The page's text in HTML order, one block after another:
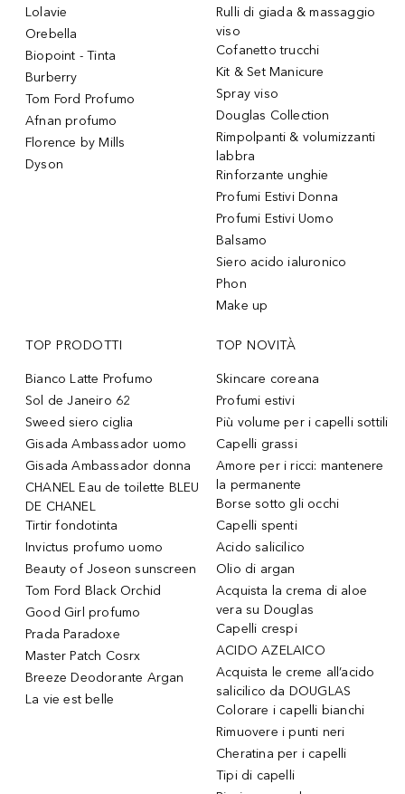
Lolavie
Orebella
Biopoint - Tinta
Burberry
Tom Ford Profumo
Afnan profumo
Florence by Mills
Dyson
Rulli di giada & massaggio
viso
Cofanetto trucchi
Kit & Set Manicure
Spray viso
Douglas Collection
Rimpolpanti & volumizzanti
labbra
Rinforzante unghie
Profumi Estivi Donna
Profumi Estivi Uomo
Balsamo
Siero acido ialuronico
Phon
Make up
TOP PRODOTTI
Bianco Latte Profumo
Sol de Janeiro 62
Sweed siero ciglia
Gisada Ambassador uomo
Gisada Ambassador donna
CHANEL Eau de toilette BLEU
DE CHANEL
Tirtir fondotinta
Invictus profumo uomo
Beauty of Joseon sunscreen
Tom Ford Black Orchid
Good Girl profumo
Prada Paradoxe
Master Patch Cosrx
Breeze Deodorante Argan
La vie est belle
TOP NOVITÀ
Skincare coreana
Profumi estivi
Più volume per i capelli sottili
Capelli grassi
Amore per i ricci: mantenere
la permanente
Borse sotto gli occhi
Capelli spenti
Acido salicilico
Olio di argan
Acquista la crema di aloe
vera su Douglas
Capelli crespi
ACIDO AZELAICO
Acquista le creme all’acido
salicilico da DOUGLAS
Colorare i capelli bianchi
Rimuovere i punti neri
Cheratina per i capelli
Tipi di capelli